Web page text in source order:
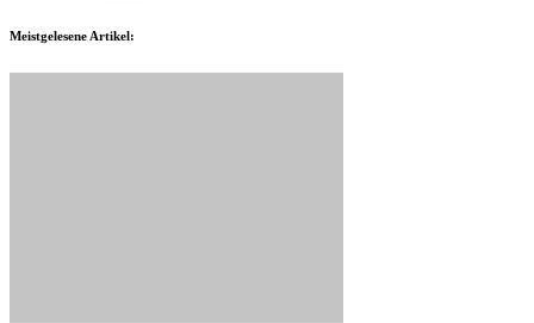
Meistgelesene Artikel: